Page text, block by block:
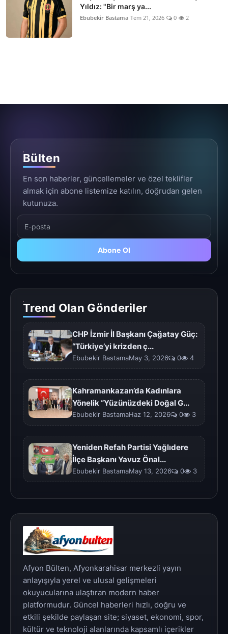
Yıldız: "Bir marş ya...
Ebubekir Bastama Tem 21, 2026 0 2
Bülten
En son haberler, güncellemeler ve özel teklifler
almak için abone listemize katılın, doğrudan gelen
kutunuza.
Abone Ol
Trend Olan Gönderiler
CHP İzmir İl Başkanı Çağatay Güç:
“Türkiye’yi krizden ç...
Ebubekir BastamaMay 3, 2026 0 4
Kahramankazan’da Kadınlara
Yönelik “Yüzünüzdeki Doğal G...
Ebubekir BastamaHaz 12, 2026 0 3
Yeniden Refah Partisi Yağlıdere
İlçe Başkanı Yavuz Önal...
Ebubekir BastamaMay 13, 2026 0 3
Afyon Bülten, Afyonkarahisar merkezli yayın
anlayışıyla yerel ve ulusal gelişmeleri
okuyucularına ulaştıran modern haber
platformudur. Güncel haberleri hızlı, doğru ve
etkili şekilde paylaşan site; siyaset, ekonomi, spor,
kültür ve teknoloji alanlarında kapsamlı içerikler